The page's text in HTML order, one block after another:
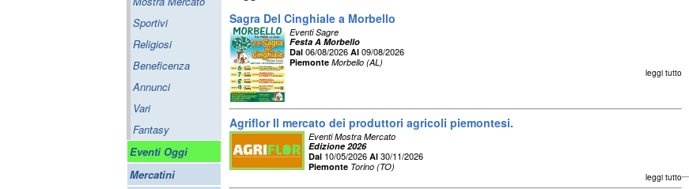
Sportivi
Religiosi
Beneficenza
Annunci
Vari
Fantasy
Eventi Oggi
Mercatini
Sagra Del Cinghiale a Morbello
Eventi Sagre
Festa A Morbello
Dal 06/08/2026 Al 09/08/2026
Piemonte Morbello (AL)
leggi tutto
Agriflor Il mercato dei produttori agricoli piemontesi.
Eventi Mostra Mercato
Edizione 2026
Dal 10/05/2026 Al 30/11/2026
Piemonte Torino (TO)
leggi tutto